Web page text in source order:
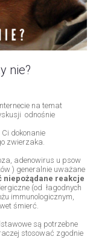
nie?
na temat
odnośnie
dokonanie
zwierzaka.
adenowirus u psow
) generalnie uważane
niepożądane reakcje
(od łagodnych
immunologicznym,
śmierć.
są potrzebne
stosować zgodnie